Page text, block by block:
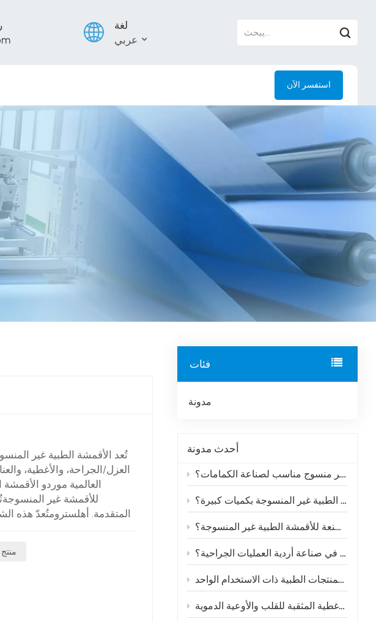
لغة
عربي
عربي
استفسر الآن
فئات
مدونة
أحدث مدونة
أين يمكنني شراء قماش طبي غير منسوج مناسب لصناعة الكمامات؟
ما هي الشركات التي تُورّد الأقمشة الطبية غير المنسوجة بكميات كبيرة؟
ما هي أبرز العلامات التجارية المصنعة للأقمشة الطبية غير المنسوجة؟
ما هي أفضل منتجات الأقمشة الطبية غير المنسوجة المستخدمة في صناعة أردية العمليات الجراحية؟
كيفية اختيار الأقمشة الطبية غير المنسوجة للمنتجات الطبية ذات الاستخدام الواحد
الوظائف الرئيسية وتطبيقات الأغطية المثقبة للقلب والأوعية الدموية
تُعد الأقمشة الطبية غير
العزل/الجراحة، والأغطية،
العالمية موردو
للأقمشة غير
المتقدمة. أهلسترومتُعدّ هذه